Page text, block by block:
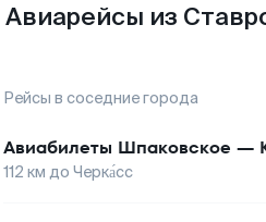
Авиарейсы из
Рейсы в соседние города
Авиабилеты Шпаковское —
112 км до Черка́сс